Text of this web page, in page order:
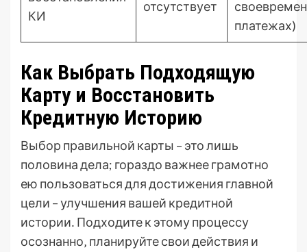
КИ
отсутствует
платежах)
Как Выбрать Подходящую
Карту и Восстановить
Кредитную Историю
Выбор правильной карты – это лишь
половина дела; гораздо важнее грамотно
ею пользоваться для достижения главной
цели – улучшения вашей кредитной
истории․ Подходите к этому процессу
осознанно‚ планируйте свои действия и